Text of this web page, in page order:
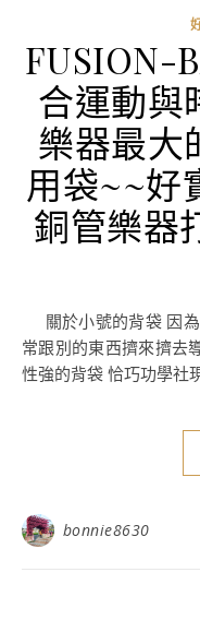
FUSION-
合運動與
樂器最大
用袋~~好
銅管樂器
關於小號的背袋 因為舊的背袋老舊破損(使用很久囉!!~~經
常跟別的東西擠來擠去
性強的背袋 恰巧功學社
bonnie8630